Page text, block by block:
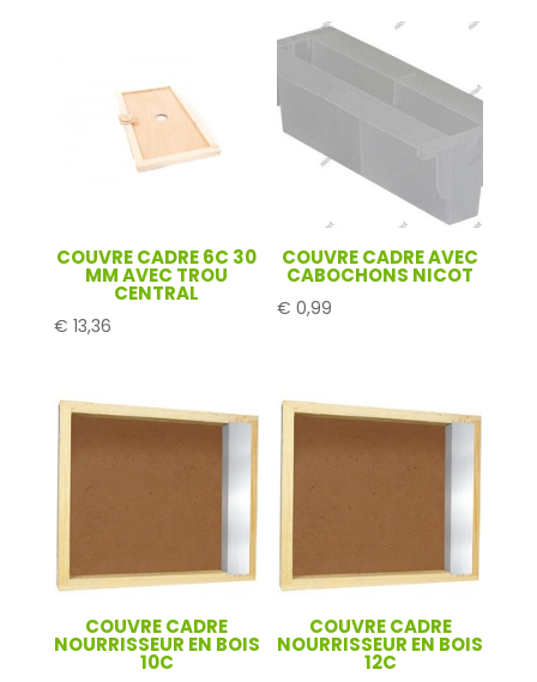
COUVRE CADRE 6C 30
MM AVEC TROU
CENTRAL
€ 13,36
COUVRE CADRE AVEC
CABOCHONS NICOT
€ 0,99
COUVRE CADRE
NOURRISSEUR EN BOIS
10C
COUVRE CADRE
NOURRISSEUR EN BOIS
12C